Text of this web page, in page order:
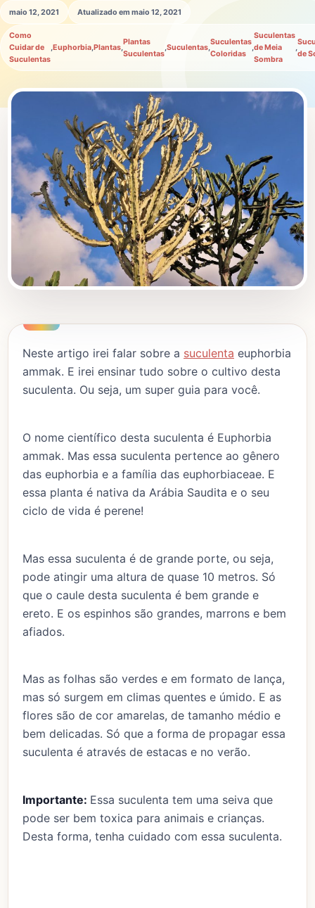
maio 12, 2021 Atualizado em maio 12, 2021
Como
Cuidar de
Suculentas
,Euphorbia,Plantas,
Plantas
Suculentas
,Suculentas,
Suculentas
Coloridas
,
Suculentas
de Meia
Sombra
,
de
Neste artigo irei falar sobre a suculenta euphorbia
ammak. E irei ensinar tudo sobre o cultivo desta
suculenta. Ou seja, um super guia para você.
O nome científico desta suculenta é Euphorbia
ammak. Mas essa suculenta pertence ao gênero
das euphorbia e a família das euphorbiaceae. E
essa planta é nativa da Arábia Saudita e o seu
ciclo de vida é perene!
Mas essa suculenta é de grande porte, ou seja,
pode atingir uma altura de quase 10 metros. Só
que o caule desta suculenta é bem grande e
ereto. E os espinhos são grandes, marrons e bem
afiados.
Mas as folhas são verdes e em formato de lança,
mas só surgem em climas quentes e úmido. E as
flores são de cor amarelas, de tamanho médio e
bem delicadas. Só que a forma de propagar essa
suculenta é através de estacas e no verão.
Importante: Essa suculenta tem uma seiva que
pode ser bem toxica para animais e crianças.
Desta forma, tenha cuidado com essa suculenta.